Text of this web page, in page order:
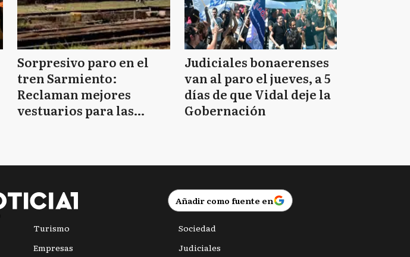
Sorpresivo paro en el
tren Sarmiento:
Reclaman mejores
vestuarios para las
Judiciales bonaerenses
van al paro el jueves, a 5
días de que Vidal deje la
Gobernación
Añadir como fuente en
Turismo
Empresas
Sociedad
Judiciales